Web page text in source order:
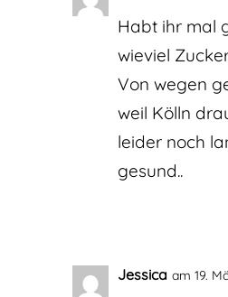
Habt ihr mal
wieviel
Von wegen
weil Kölln
leider noch
gesund..
Jessica am 19.